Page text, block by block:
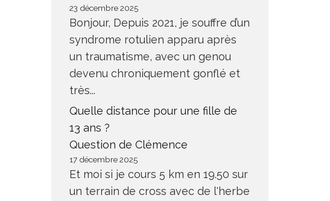
23 décembre 2025
Bonjour, Depuis 2021, je souffre d’un
syndrome rotulien apparu après
un traumatisme, avec un genou
devenu chroniquement gonflé et
très...
Quelle distance pour une fille de
13 ans ?
Question de Clémence
17 décembre 2025
Et moi si je cours 5 km en 19.50 sur
un terrain de cross avec de l'herbe